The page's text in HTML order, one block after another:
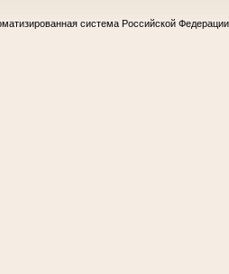
система Российской